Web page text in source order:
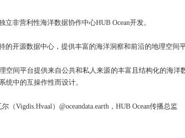
立非营利性海洋数据协作中心HUB Ocean开发。
的开源数据中心，提供丰富的海洋洞察和前沿的地理空
空间平台提供来自公共和私人来源的丰富且结构化的海
统中的互操作性而设计。
（Vigdis.Hvaal）@oceandata.earth，HUB Ocean传播总监